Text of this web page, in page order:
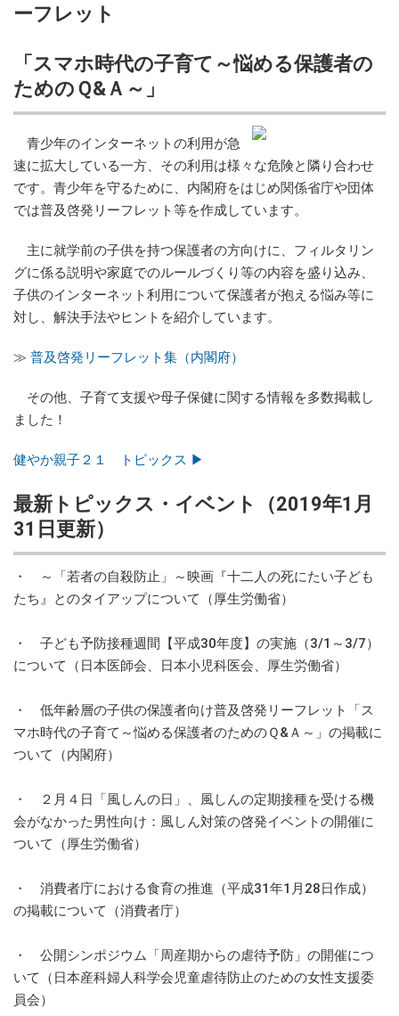
ーフレット
「スマホ時代の子育て～悩める保護者の
ためのＱ&Ａ～」
青少年のインターネットの利用が急
速に拡大している一方、その利用は様々な危険と隣り合わせ
です。青少年を守るために、内閣府をはじめ関係省庁や団体
では普及啓発リーフレット等を作成しています。
主に就学前の子供を持つ保護者の方向けに、フィルタリン
グに係る説明や家庭でのルールづくり等の内容を盛り込み、
子供のインターネット利用について保護者が抱える悩み等に
対し、解決手法やヒントを紹介しています。
≫ 普及啓発リーフレット集（内閣府）
その他、子育て支援や母子保健に関する情報を多数掲載し
ました！
健やか親子２１ トピックス ▶
最新トピックス・イベント（2019年1月
31日更新）
・ ～「若者の自殺防止」～映画『十二人の死にたい子ども
たち』とのタイアップについて（厚生労働省）
・ 子ども予防接種週間【平成30年度】の実施（3/1～3/7）
について（日本医師会、日本小児科医会、厚生労働省）
・ 低年齢層の子供の保護者向け普及啓発リーフレット「ス
マホ時代の子育て～悩める保護者のためのＱ&Ａ～」の掲載に
ついて（内閣府）
・ ２月４日「風しんの日」、風しんの定期接種を受ける機
会がなかった男性向け：風しん対策の啓発イベントの開催に
ついて（厚生労働省）
・ 消費者庁における食育の推進（平成31年1月28日作成）
の掲載について（消費者庁）
・ 公開シンポジウム「周産期からの虐待予防」の開催につ
いて（日本産科婦人科学会児童虐待防止のための女性支援委
員会）